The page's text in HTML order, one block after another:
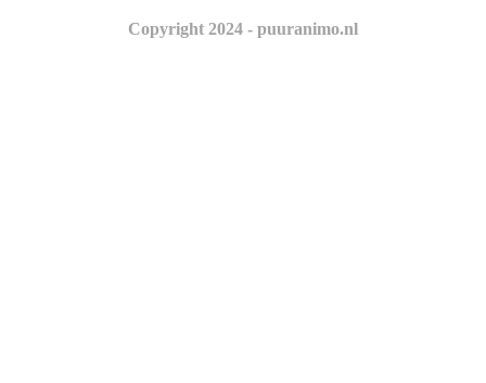
Copyright 2024 - puuranimo.nl